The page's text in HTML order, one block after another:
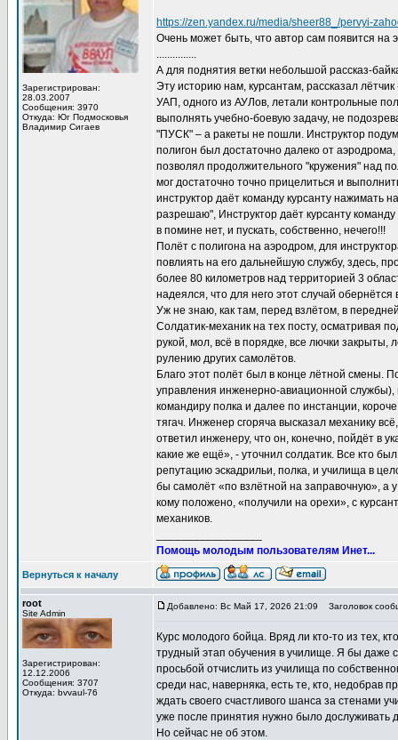
Зарегистрирован:
28.03.2007
Сообщения: 3970
Откуда: Юг Подмосковья
Владимир Сигаев
https://zen.yandex.ru/media/sheer88_/pervyi-
Очень может быть, что автор сам появится на
...............
А для поднятия ветки небольшой рассказ-
Эту историю нам, курсантам, рассказал
УАП, одного из АУЛов, летали контрольные
выполнять учебно-боевую задачу, не
"ПУСК" – а ракеты не пошли. Инструктор
полигон был достаточно далеко от
позволял продолжительного "кружения" над
мог достаточно точно прицелиться и
инструктор даёт команду курсанту нажимать
разрешаю", Инструктор даёт курсанту
в помине нет, и пускать, собственно, нечего!!!
Полёт с полигона на аэродром, для
повлиять на его дальнейшую службу, здесь,
более 80 километров над территорией 3
надеялся, что для него этот случай
Уж не знаю, как там, перед взлётом, в
Солдатик-механик на тех посту, осматривая
рукой, мол, всё в порядке, все лючки закрыты,
рулению других самолётов.
Благо этот полёт был в конце лётной смены.
управления инженерно-авиационной службы),
командиру полка и далее по инстанции,
тягач. Инженер сгоряча высказал механику
ответил инженеру, что он, конечно, пойдёт в
какие же ещё», - уточнил солдатик. Все кто
репутацию эскадрильи, полка, и училища в
бы самолёт «по взлётной на заправочную», а
кому положено, «получили на орехи», с
механиков.
Помощь молодым пользователям Инет...
Вернуться к началу
root
Site Admin
Зарегистрирован:
12.12.2006
Сообщения: 3707
Откуда: bvvaul-76
Добавлено: Вс Май 17, 2026 21:09 Заголовок
Курс молодого бойца. Вряд ли кто-то из тех,
трудный этап обучения в училище. Я бы даже
просьбой отчислить из училища по
среди нас, наверняка, есть те, кто, недобрав
ждать своего счастливого шанса за стенами
уже после принятия нужно было дослуживать
Но сейчас не об этом.